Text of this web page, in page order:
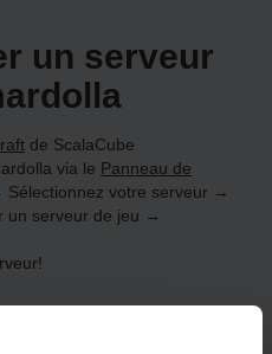
un serveur
de ScalaCube
via le Panneau de
Sélectionnez votre serveur →
un serveur de jeu →